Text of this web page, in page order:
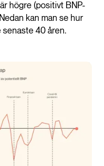
högre (positivt BNP-
kan man se hur
40 åren.